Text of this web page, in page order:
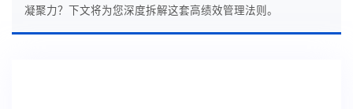
凝聚力？下文将为您深度拆解这套高绩效管理法则。